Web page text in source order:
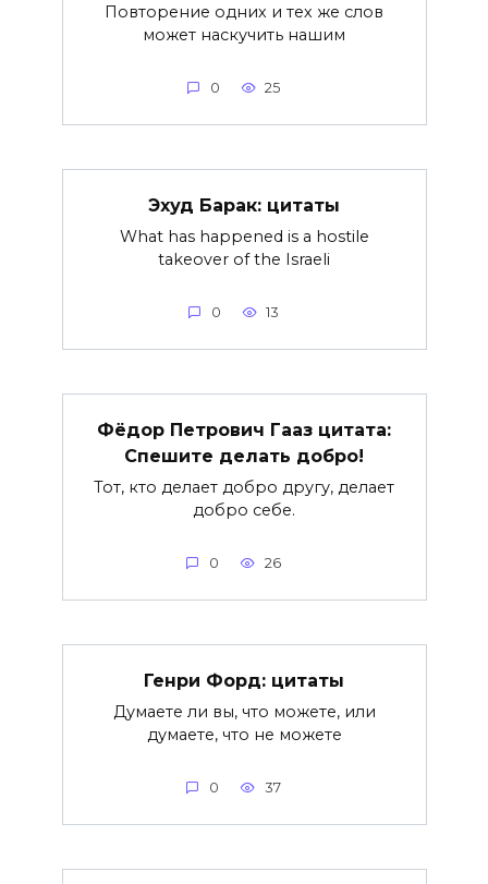
Повторение одних и тех же слов
может наскучить нашим
0 25
Эхуд Барак: цитаты
What has happened is a hostile
takeover of the Israeli
0 13
Фёдор Петрович Гааз цитата:
Спешите делать добро!
Тот, кто делает добро другу, делает
добро себе.
0 26
Генри Форд: цитаты
Думаете ли вы, что можете, или
думаете, что не можете
0 37